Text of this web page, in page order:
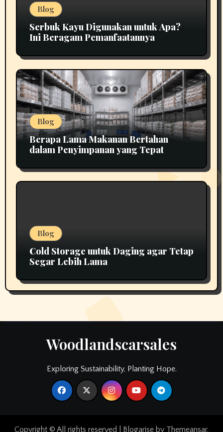
Blog
Serbuk Kayu Digunakan untuk Apa?
Ini Beragam Pemanfaatannya
Blog
Berapa Lama Makanan Bertahan
dalam Penyimpanan yang Tepat
Blog
Cold Storage untuk Daging agar Tetap
Segar Lebih Lama
Woodlandscarsales
Exploring Sustainability, Planting Hope.
Copyright © All rights reserved Blogarise by Themeansar.